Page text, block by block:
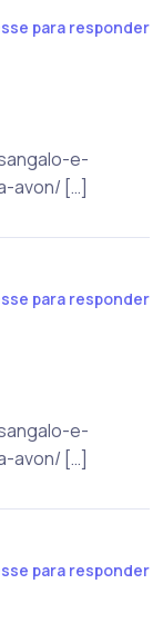
para responder
e-
avon/ […]
para responder
e-
avon/ […]
para responder